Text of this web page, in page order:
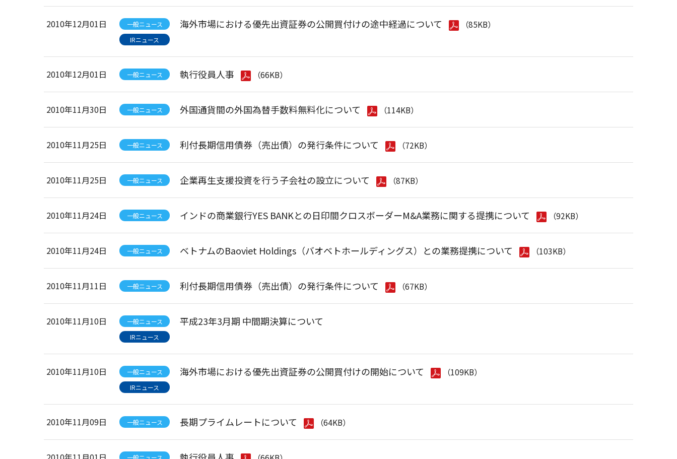
2010年12月01日
一般ニュース
IRニュース
海外市場における優先出資証券の公開買付けの途中経過について （85KB）
2010年12月01日 一般ニュース 執行役員人事 （66KB）
2010年11月30日 一般ニュース 外国通貨間の外国為替手数料無料化について （114KB）
2010年11月25日 一般ニュース 利付長期信用債券（売出債）の発行条件について （72KB）
2010年11月25日 一般ニュース 企業再生支援投資を行う子会社の設立について （87KB）
2010年11月24日 一般ニュース インドの商業銀行YES BANKとの日印間クロスボーダーM&A業務に関する提携について （92KB）
2010年11月24日 一般ニュース ベトナムのBaoviet Holdings（バオベトホールディングス）との業務提携について （103KB）
2010年11月11日 一般ニュース 利付長期信用債券（売出債）の発行条件について （67KB）
2010年11月10日
一般ニュース
IRニュース
平成23年3月期 中間期決算について
2010年11月10日
一般ニュース
IRニュース
海外市場における優先出資証券の公開買付けの開始について （109KB）
2010年11月09日 一般ニュース 長期プライムレートについて （64KB）
一般ニュース